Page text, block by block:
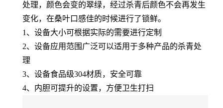
处理，颜色会变的翠绿，经过杀青后颜色不会再发生
变化，在桑叶口感佳的时候进行了锁鲜。
1、设备大小可根据实际的需要进行定制
2、设备应用范围广泛可以适用于多种产品的杀青处
理
3、设备食品级304材质，安全可靠
4、内胆可提升的设置，方便卫生打扫